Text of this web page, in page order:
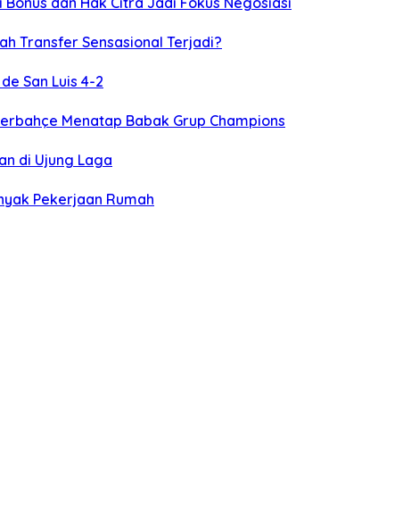
Transfer Sensasional Terjadi?
San Luis 4-2
Menatap Babak Grup Champions
di Ujung Laga
Pekerjaan Rumah